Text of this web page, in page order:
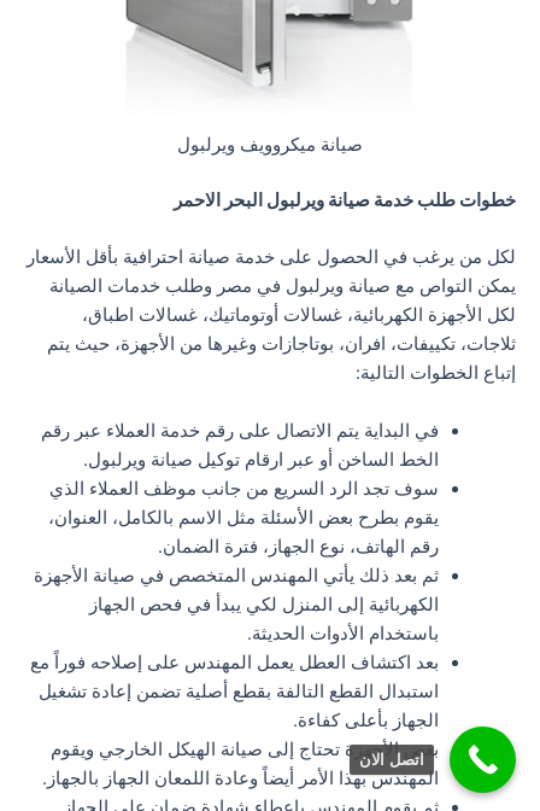
صيانة ميكروويف ويرلبول
خطوات طلب خدمة صيانة ويرلبول البحر الاحمر
لكل من يرغب في الحصول على خدمة صيانة احترافية بأقل الأسعار
يمكن التواص مع صيانة ويرلبول في مصر وطلب خدمات الصيانة
لكل الأجهزة الكهربائية، غسالات أوتوماتيك، غسالات اطباق،
ثلاجات، تكييفات، افران، بوتاجازات وغيرها من الأجهزة، حيث يتم
إتباع الخطوات التالية:
في البداية يتم الاتصال على رقم خدمة العملاء عبر رقم
الخط الساخن أو عبر ارقام توكيل صيانة ويرلبول.
سوف تجد الرد السريع من جانب موظف العملاء الذي
يقوم بطرح بعض الأسئلة مثل الاسم بالكامل، العنوان،
رقم الهاتف، نوع الجهاز، فترة الضمان.
ثم بعد ذلك يأتي المهندس المتخصص في صيانة الأجهزة
الكهربائية إلى المنزل لكي يبدأ في فحص الجهاز
باستخدام الأدوات الحديثة.
بعد اكتشاف العطل يعمل المهندس على إصلاحه فوراً مع
استبدال القطع التالفة بقطع أصلية تضمن إعادة تشغيل
الجهاز بأعلى كفاءة.
بعض الأجهزة تحتاج إلى صيانة الهيكل الخارجي ويقوم
المهندس بهذا الأمر أيضاً وعادة اللمعان الجهاز بالجهاز.
اتصل الان